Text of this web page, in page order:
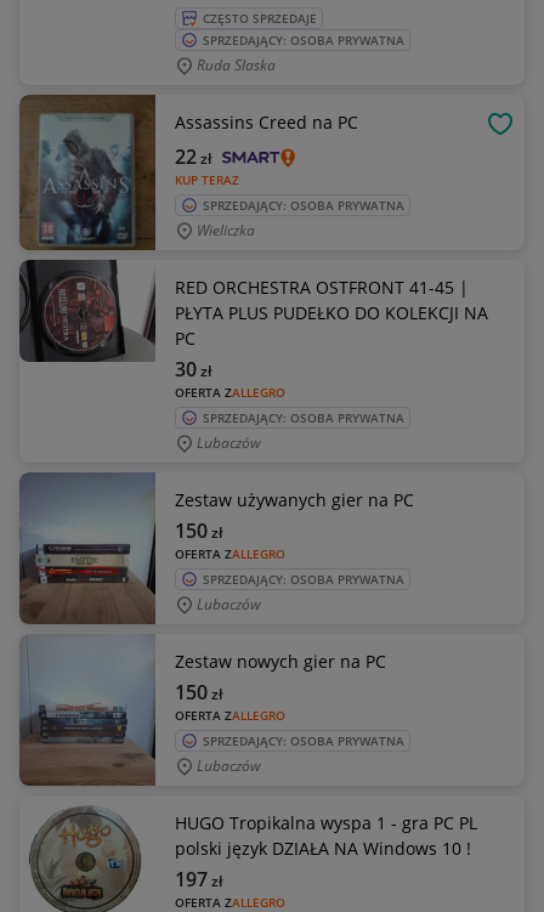
CZĘSTO SPRZEDAJE
SPRZEDAJĄCY: OSOBA PRYWATNA
Ruda Slaska
Assassins Creed na PC
KUP TERAZ
22zł
SPRZEDAJĄCY: OSOBA PRYWATNA
Wieliczka
RED ORCHESTRA OSTFRONT 41-45 |
PŁYTA PLUS PUDEŁKO DO KOLEKCJI NA
PC
OFERTA ZALLEGRO
30zł
SPRZEDAJĄCY: OSOBA PRYWATNA
Lubaczów
Zestaw używanych gier na PC
OFERTA ZALLEGRO
150zł
SPRZEDAJĄCY: OSOBA PRYWATNA
Lubaczów
Zestaw nowych gier na PC
OFERTA ZALLEGRO
150zł
SPRZEDAJĄCY: OSOBA PRYWATNA
Lubaczów
HUGO Tropikalna wyspa 1 - gra PC PL
polski język DZIAŁA NA Windows 10 !
OFERTA ZALLEGRO
197zł